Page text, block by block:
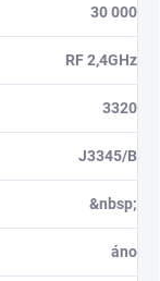
30 000
RF 2,4GHz
3320
J3345/B
&nbsp;
áno